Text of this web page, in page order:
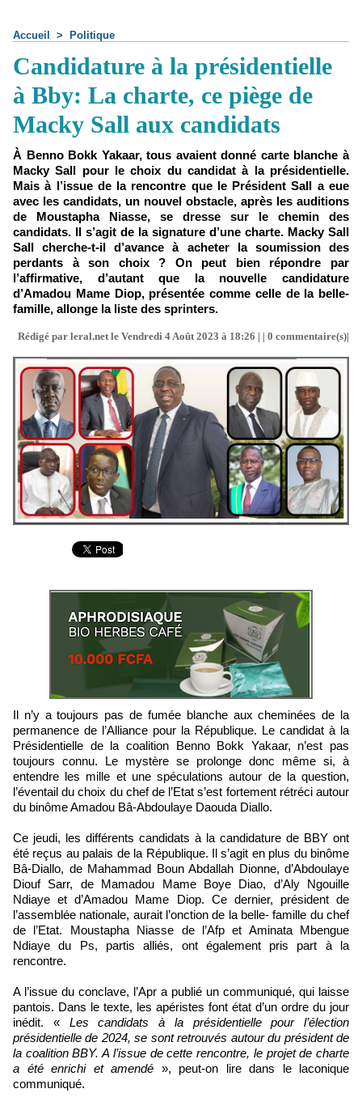
Accueil > Politique
Candidature à la présidentielle
à Bby: La charte, ce piège de
Macky Sall aux candidats
À Benno Bokk Yakaar, tous avaient donné carte blanche à
Macky Sall pour le choix du candidat à la présidentielle.
Mais à l’issue de la rencontre que le Président Sall a eue
avec les candidats, un nouvel obstacle, après les auditions
de Moustapha Niasse, se dresse sur le chemin des
candidats. Il s’agit de la signature d’une charte. Macky Sall
Sall cherche-t-il d’avance à acheter la soumission des
perdants à son choix ? On peut bien répondre par
l’affirmative, d’autant que la nouvelle candidature
d’Amadou Mame Diop, présentée comme celle de la belle-
famille, allonge la liste des sprinters.
Rédigé par leral.net le Vendredi 4 Août 2023 à 18:26 | | 0 commentaire(s)|
Il n’y a toujours pas de fumée blanche aux cheminées de la
permanence de l’Alliance pour la République. Le candidat à la
Présidentielle de la coalition Benno Bokk Yakaar, n’est pas
toujours connu. Le mystère se prolonge donc même si, à
entendre les mille et une spéculations autour de la question,
l’éventail du choix du chef de l’Etat s’est fortement rétréci autour
du binôme Amadou Bâ-Abdoulaye Daouda Diallo.
Ce jeudi, les différents candidats à la candidature de BBY ont
été reçus au palais de la République. Il s’agit en plus du binôme
Bâ-Diallo, de Mahammad Boun Abdallah Dionne, d’Abdoulaye
Diouf Sarr, de Mamadou Mame Boye Diao, d’Aly Ngouille
Ndiaye et d’Amadou Mame Diop. Ce dernier, président de
l’assemblée nationale, aurait l’onction de la belle- famille du chef
de l’Etat. Moustapha Niasse de l’Afp et Aminata Mbengue
Ndiaye du Ps, partis alliés, ont également pris part à la
rencontre.
A l’issue du conclave, l’Apr a publié un communiqué, qui laisse
pantois. Dans le texte, les apéristes font état d’un ordre du jour
inédit. « Les candidats à la présidentielle pour l’élection
présidentielle de 2024, se sont retrouvés autour du président de
la coalition BBY. A l’issue de cette rencontre, le projet de charte
a été enrichi et amendé », peut-on lire dans le laconique
communiqué.